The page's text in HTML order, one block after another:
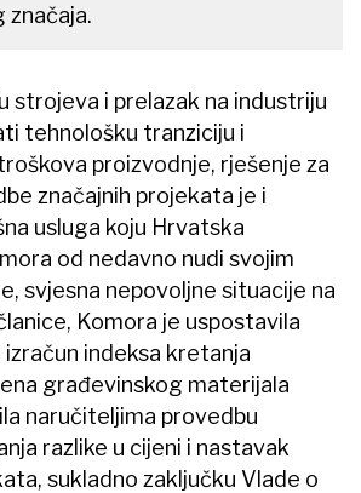
strojeva i prelazak na industriju
tehnološku tranziciju i
proizvodnje, rješenje za
značajnih projekata je i
usluga koju Hrvatska
od nedavno nudi svojim
svjesna nepovoljne situacije na
Komora je uspostavila
indeksa kretanja
građevinskog materijala
naručiteljima provedbu
razlike u cijeni i nastavak
sukladno zaključku Vlade o